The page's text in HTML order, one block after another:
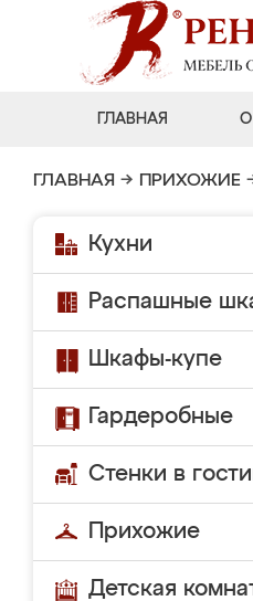
ГЛАВНАЯ О
ГЛАВНАЯ → ПРИХОЖИЕ
Кухни
Распашные
Шкафы-купе
Гардеробные
Стенки в
Прихожие
Детская